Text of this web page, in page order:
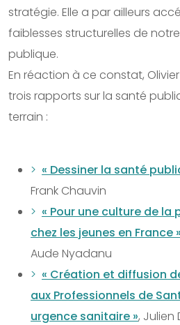
stratégie. Elle a par ailleurs
faiblesses structurelles de
publique.
En réaction à ce constat,
trois rapports sur la santé
terrain :
« Dessiner la santé
Frank Chauvin
« Pour une culture de
chez les jeunes en France »
Aude Nyadanu
« Création et diffusion
aux Professionnels de
urgence sanitaire », Julien